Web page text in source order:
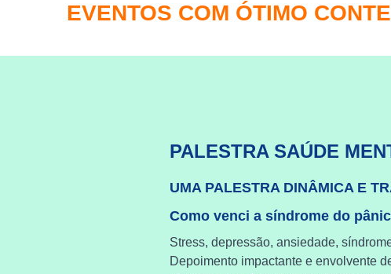
EVENTOS COM ÓTIMO
PALESTRA SAÚDE
UMA PALESTRA DINÂMICA E
Como venci a síndrome do
Stress, depressão, ansiedade,
Depoimento impactante e envolvente